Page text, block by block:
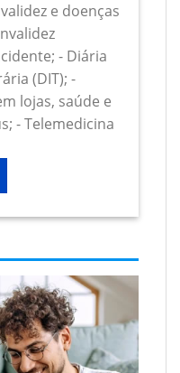
e doenças
- Diária
(DIT); -
lojas, saúde e
- Telemedicina